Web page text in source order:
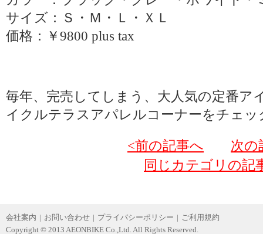
サイズ：Ｓ・Ｍ・Ｌ・ＸＬ
価格：￥9800 plus tax
毎年、完売してしまう、大人気の定番ア
イクルテラスアパレルコーナーをチェ
<前の記事へ
次の
同じカテゴリの記
会社案内 | お問い合わせ | プライバシーポリシー | ご利用規約
Copyright © 2013 AEONBIKE Co.,Ltd. All Rights Reserved.